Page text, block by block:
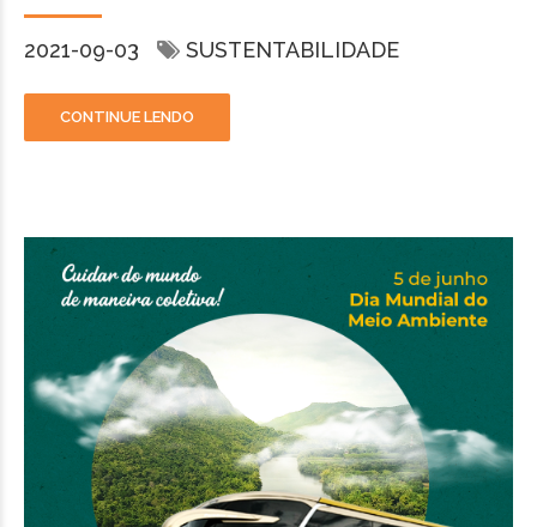
2021-09-03 SUSTENTABILIDADE
CONTINUE LENDO